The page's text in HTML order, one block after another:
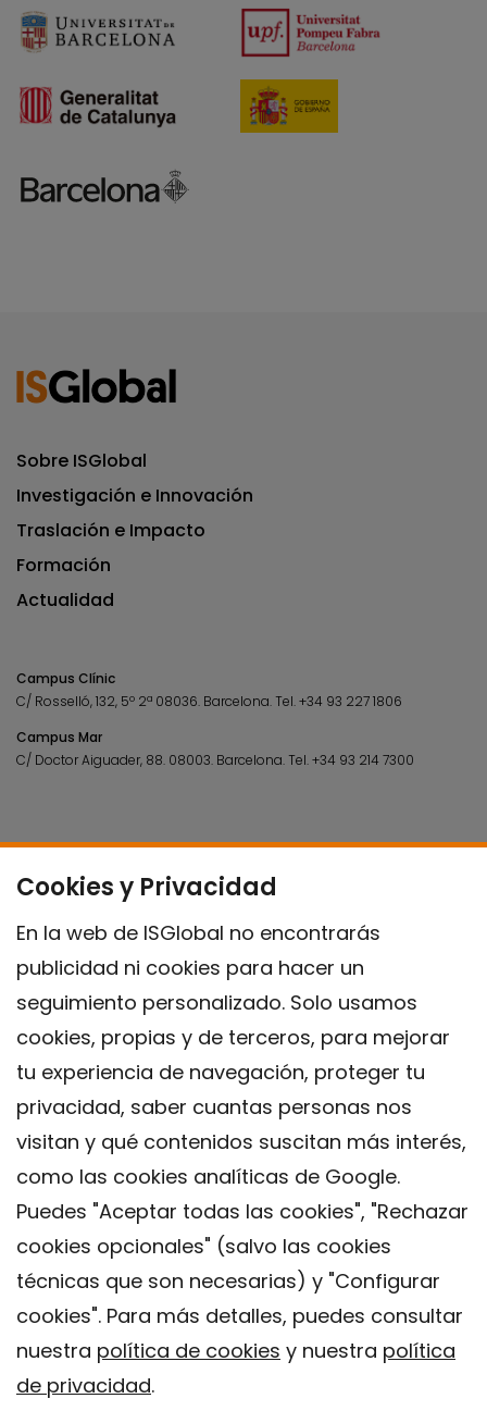
Cookies y Privacidad
En la web de ISGlobal no encontrarás
publicidad ni cookies para hacer un
seguimiento personalizado. Solo usamos
cookies, propias y de terceros, para mejorar
tu experiencia de navegación, proteger tu
privacidad, saber cuantas personas nos
visitan y qué contenidos suscitan más interés,
como las cookies analíticas de Google.
Puedes "Aceptar todas las cookies", "Rechazar
cookies opcionales" (salvo las cookies
técnicas que son necesarias) y "Configurar
cookies". Para más detalles, puedes consultar
nuestra política de cookies y nuestra política
de privacidad.
Sobre ISGlobal
Investigación e Innovación
Traslación e Impacto
Formación
Actualidad
Campus Clínic
C/ Rosselló, 132, 5º 2ª 08036. Barcelona.Tel.+34 93 227 1806
Campus Mar
C/ Doctor Aiguader, 88. 08003. Barcelona.Tel.+34 93 214 7300
Contacto
Política de privacidad
Política de Cookies